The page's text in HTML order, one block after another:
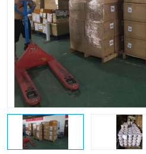
深圳国际物流公司
DHL国际快递电话
新能源电池出口物流